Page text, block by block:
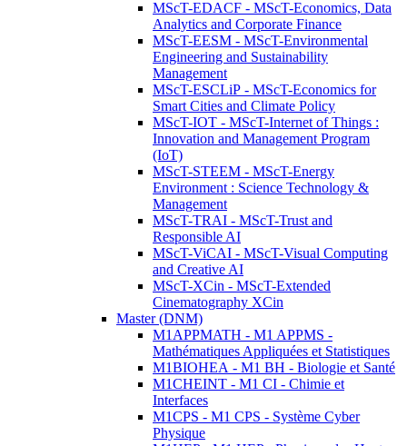
MScT-EDACF - MScT-Economics, Data
Analytics and Corporate Finance
MScT-EESM - MScT-Environmental
Engineering and Sustainability
Management
MScT-ESCLiP - MScT-Economics for
Smart Cities and Climate Policy
MScT-IOT - MScT-Internet of Things :
Innovation and Management Program
(IoT)
MScT-STEEM - MScT-Energy
Environment : Science Technology &
Management
MScT-TRAI - MScT-Trust and
Responsible AI
MScT-ViCAI - MScT-Visual Computing
and Creative AI
MScT-XCin - MScT-Extended
Cinematography XCin
Master (DNM)
M1APPMATH - M1 APPMS -
Mathématiques Appliquées et Statistiques
M1BIOHEA - M1 BH - Biologie et Santé
M1CHEINT - M1 CI - Chimie et
Interfaces
M1CPS - M1 CPS - Système Cyber
Physique